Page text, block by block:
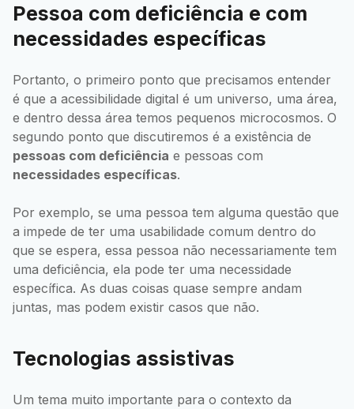
Pessoa com deficiência e com
necessidades específicas
Portanto, o primeiro ponto que precisamos entender
é que a acessibilidade digital é um universo, uma área,
e dentro dessa área temos pequenos microcosmos. O
segundo ponto que discutiremos é a existência de
pessoas com deficiência e pessoas com
necessidades específicas.
Por exemplo, se uma pessoa tem alguma questão que
a impede de ter uma usabilidade comum dentro do
que se espera, essa pessoa não necessariamente tem
uma deficiência, ela pode ter uma necessidade
específica. As duas coisas quase sempre andam
juntas, mas podem existir casos que não.
Tecnologias assistivas
Um tema muito importante para o contexto da